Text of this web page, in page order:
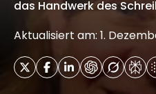
das Handwerk des
Aktualisiert am: 1.